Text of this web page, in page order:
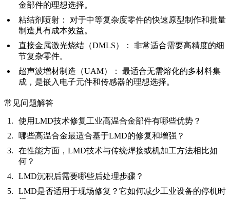
金部件的理想选择。
粘结剂喷射 ：
对于中等复杂度零件的快速原型制作和批量
制造具有成本效益。
直接金属激光烧结（DMLS）
：
非常适合需要高精度的细
节复杂零件。
超声波增材制造（UAM）
：
最适合无需熔化的多材料集
成，是嵌入电子元件和传感器的理想选择。
常见问题解答
使用LMD技术修复工业高温合金部件有哪些优势？
哪些高温合金最适合基于LMD的修复和增强？
在性能方面，LMD技术与传统焊接或机加工方法相比如
何？
LMD沉积后需要哪些后处理步骤？
LMD是否适用于现场修复？它如何减少工业设备的停机时